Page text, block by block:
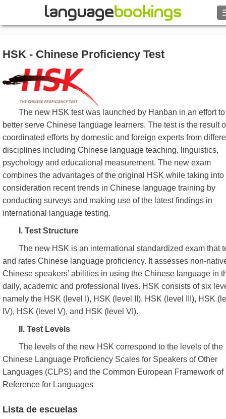
EXPLORAR
Identifícate
Ayuda
Moneda
Idioma
HSK - Chinese Proficiency Test
The new HSK test was launched by Hanban in an effort to
better serve Chinese language learners. The test is the result
coordinated efforts by domestic and foreign experts from
disciplines including Chinese language teaching, linguistics,
psychology and educational measurement. The new exam
combines the advantages of the original HSK while taking into
consideration recent trends in Chinese language training by
conducting surveys and making use of the latest findings in
international language testing.
I. Test Structure
The new HSK is an international standardized exam that
and rates Chinese language proficiency. It assesses non-
Chinese speakers’ abilities in using the Chinese language in
daily, academic and professional lives. HSK consists of six
namely the HSK (level I), HSK (level II), HSK (level III), HSK
IV), HSK (level V), and HSK (level VI).
II. Test Levels
The levels of the new HSK correspond to the levels of the
Chinese Language Proficiency Scales for Speakers of Other
Languages (CLPS) and the Common European Framework of
Reference for Languages
Lista de escuelas